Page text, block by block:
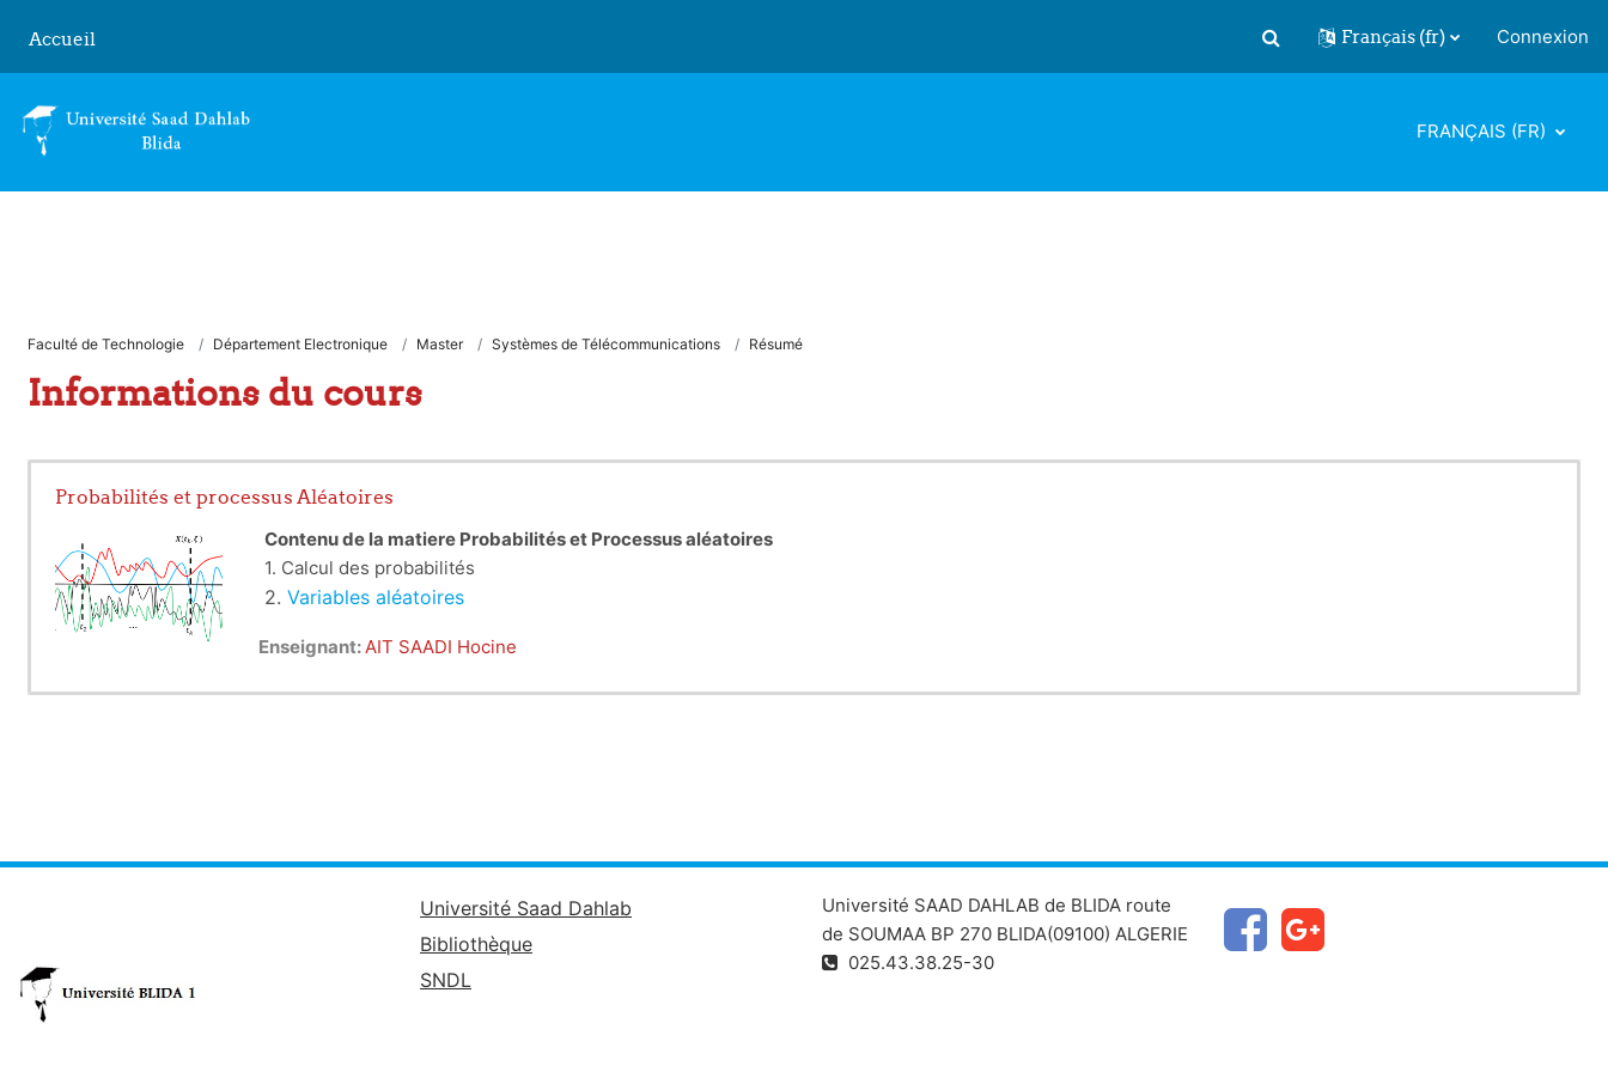
Accueil
Activer/désactiver la saisie de
Français ‎(fr)‎ Connexion
FRANÇAIS ‎(FR)‎
Faculté de Technologie Département Electronique Master Systèmes de Télécommunications Résumé
Informations du cours
Probabilités et processus Aléatoires
Contenu de la matiere Probabilités et Processus aléatoires
1. Calcul des probabilités
2. Variables aléatoires
4. Introduction à l’estimation
Enseignant:AIT SAADI Hocine
Université Saad Dahlab
Bibliothèque
SNDL
Université SAAD DAHLAB de BLIDA route
de SOUMAA BP 270 BLIDA(09100) ALGERIE
025.43.38.25-30